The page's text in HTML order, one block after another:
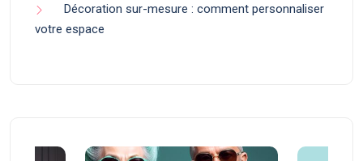
Décoration sur-mesure : comment personnaliser
votre espace